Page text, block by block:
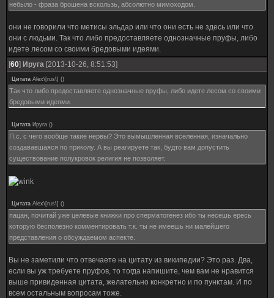
небыло - фраза брошена вскользь, абсолютно мимоходом.
они не говорили что метисы эльдар или что они есть не здесь или что
они с людьми. Так что либо предоставляете однозначные пруфы, либо
идете лесом со своими бредовыми идеями.
[60] Ируга [2013-10-26, 8:51:53]
Цитата Alex\[rus\] ()
Так что либо предоставляете однозначные пруфы, либо идете лесом со своими
бредовыми идеями.
Цитата Ируга ()
П.с. с чего вообще такие нервы? Это вымышленная вселенная, изначально
создававшаяся по приколу. А вы реагируете так, будто вам допустить
существование полукровок религия не позволяет.
Цитата Alex\[rus\] ()
пацан, почитай уже целевые книжки про сперматогенез ибо ты несешь ересь
которую бесполезно комментировать т.к. ты не имеешь ни малейшего
представления о обсуждаемом аспекте.
Вы не заметили что отвечаете на цитату из википедии? Это раз. Два,
если вы уж требуете пруфов, то тогда напишите, чем вам не нравится
выше привиденная цитата, желательно конкретно и по пунктам. И по
всем остальным вопросам тоже.